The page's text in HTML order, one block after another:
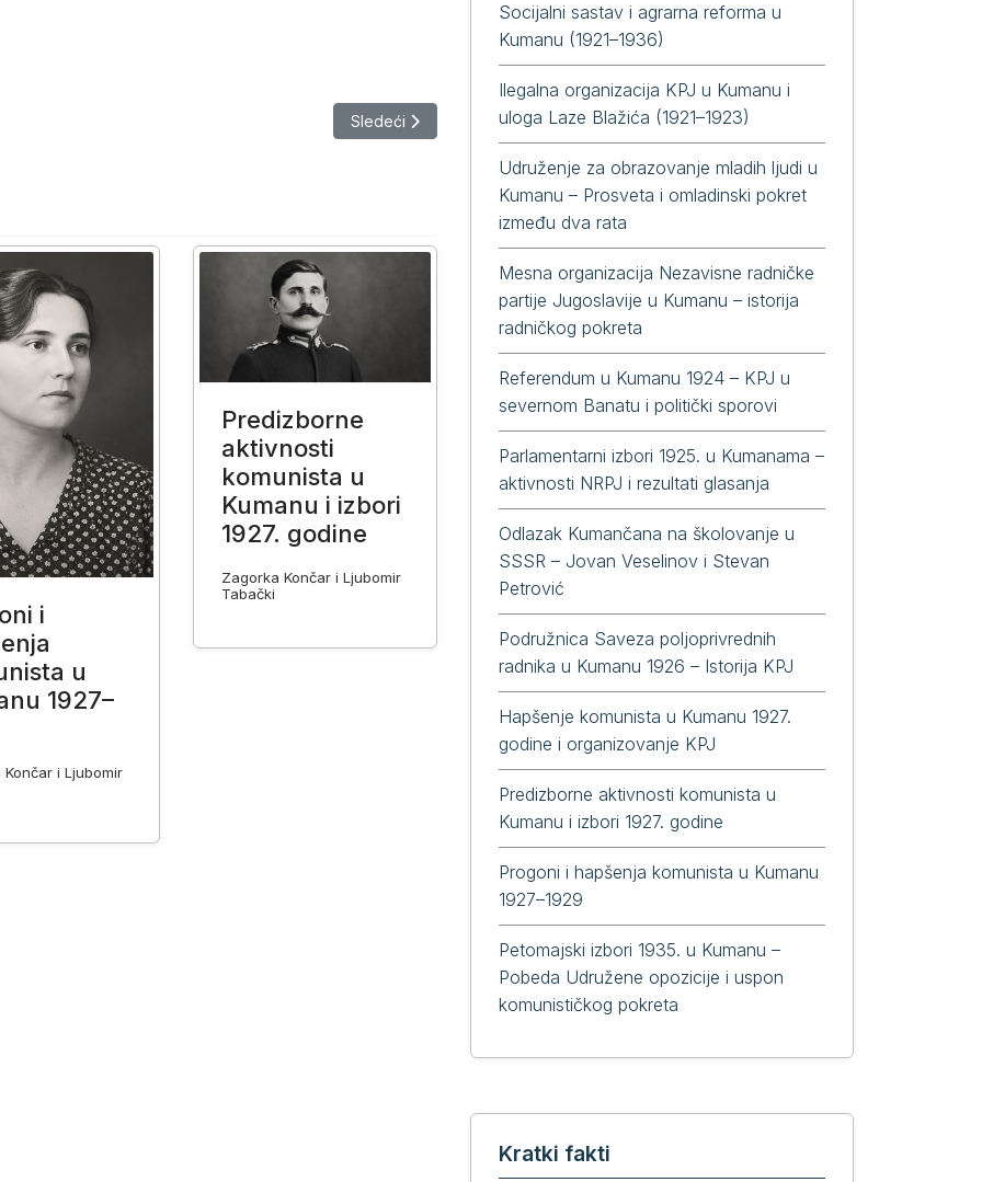
Sledeći članak: Kumančani na Drugom kongresu Partije u Vukovaru 1920. godine
Sledeći
i
u
1927–
Končar i Ljubomir
Predizborne
aktivnosti
komunista u
Kumanu i izbori
1927. godine
Zagorka Končar i Ljubomir
Tabački
Socijalni sastav i agrarna reforma u
Kumanu (1921–1936)
Ilegalna organizacija KPJ u Kumanu i
uloga Laze Blažića (1921–1923)
Udruženje za obrazovanje mladih ljudi u
Kumanu – Prosveta i omladinski pokret
između dva rata
Mesna organizacija Nezavisne radničke
partije Jugoslavije u Kumanu – istorija
radničkog pokreta
Referendum u Kumanu 1924 – KPJ u
severnom Banatu i politički sporovi
Parlamentarni izbori 1925. u Kumanama –
aktivnosti NRPJ i rezultati glasanja
Odlazak Kumančana na školovanje u
SSSR – Jovan Veselinov i Stevan
Petrović
Podružnica Saveza poljoprivrednih
radnika u Kumanu 1926 – Istorija KPJ
Hapšenje komunista u Kumanu 1927.
godine i organizovanje KPJ
Predizborne aktivnosti komunista u
Kumanu i izbori 1927. godine
Progoni i hapšenja komunista u Kumanu
1927–1929
Petomajski izbori 1935. u Kumanu –
Pobeda Udružene opozicije i uspon
komunističkog pokreta
Kratki fakti